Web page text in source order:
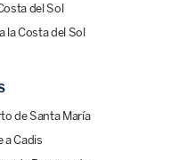
del Sol
la Costa del Sol
de Santa María
a Cadis